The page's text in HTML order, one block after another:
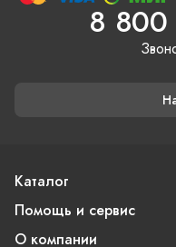
8
Каталог
Помощь и сервис
О компании